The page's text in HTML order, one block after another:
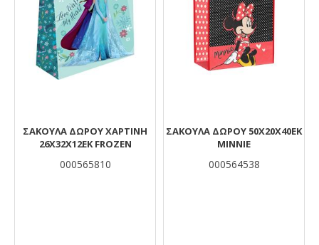
ΣΑΚΟΥΛΑ ΔΩΡΟΥ ΧΑΡΤΙΝΗ
26Χ32Χ12ΕΚ FROZEN
000565810
ΣΑΚΟΥΛΑ ΔΩΡΟΥ 50X20X40ΕΚ
MINNIE
000564538